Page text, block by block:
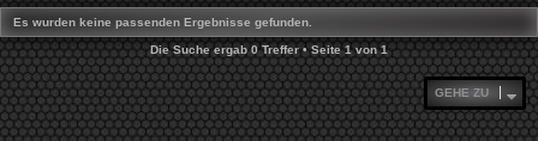
Es wurden keine passenden Ergebnisse gefunden.
Die Suche ergab 0 Treffer • Seite1von1
GEHE ZU